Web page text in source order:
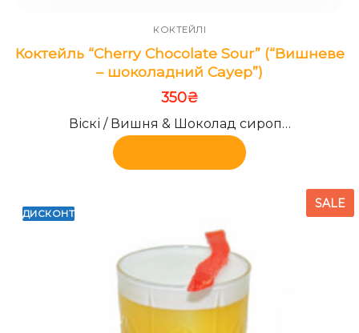
КОКТЕЙЛІ
Коктейль “Cherry Chocolate Sour” (“Вишневе
– шоколадний Сауер”)
350₴
Віскі / Вишня & Шоколад сироп…
ДИСКОНТ
SALE